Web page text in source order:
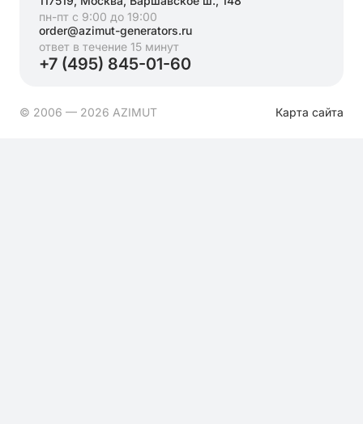
пн-пт с 9:00 до 19:00
order@azimut-generators.ru
ответ в течение 15 минут
+7 (495) 845-01-60
© 2006 — 2026 AZIMUT Карта сайта